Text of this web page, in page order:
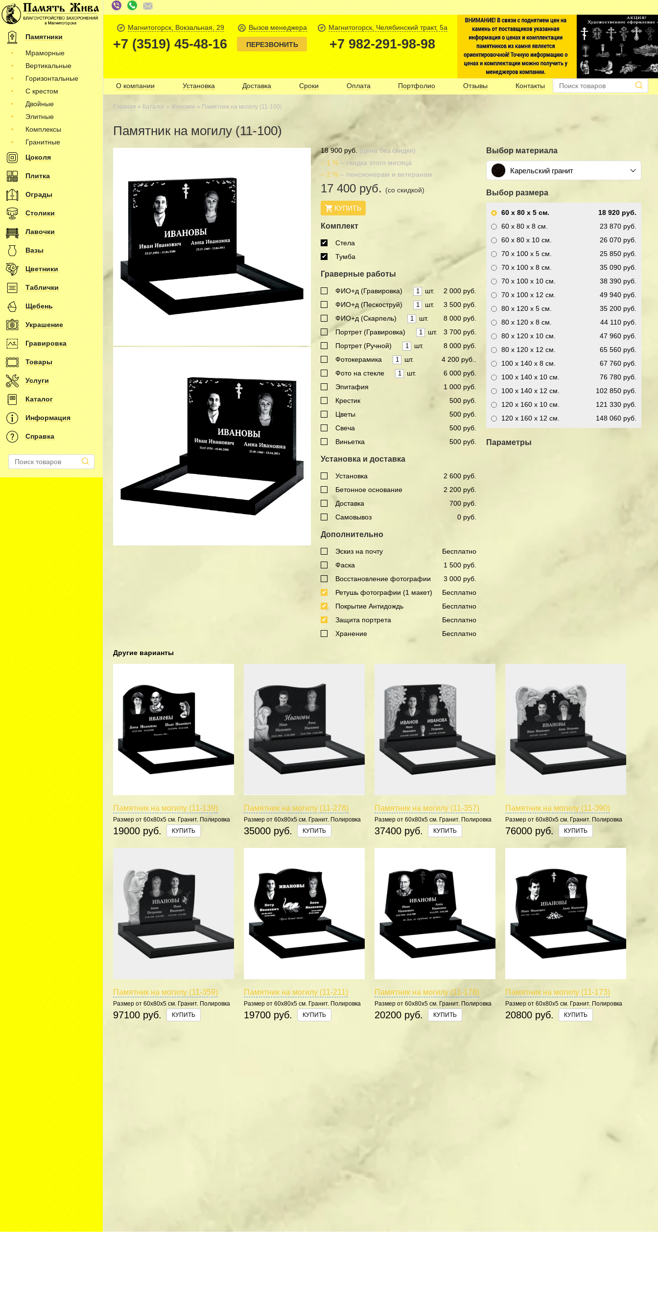
Памятники
Мраморные
Вертикальные
Горизонтальные
С крестом
Двойные
Элитные
Комплексы
Гранитные
Цоколя
Плитка
Ограды
Столики
Лавочки
Вазы
Цветники
Таблички
Щебень
Украшение
Гравировка
Товары
Услуги
Каталог
Информация
Справка
Магнитогорск, Вокзальная, 29
+7 (3519) 45-48-16
Вызов менеджера
ПЕРЕЗВОНИТЬ
Магнитогорск, Челябинский тракт, 5а
+7 982-291-98-98
О компании Установка Доставка Сроки Оплата Портфолио Отзывы Контакты
Главная » Каталог » Женские » Памятник на могилу (11-100)
Памятник на могилу (11-100)
18 900 руб. (цена без скидки)
– 1 % – скидка этого месяца
– 2 % – пенсионерам и ветеранам
17 400 руб. (со скидкой)
КУПИТЬ
Комплект
Стела
Тумба
Граверные работы
2 000 руб.
ФИО+д (Гравировка)
шт.
3 500 руб.
ФИО+д (Пескоструй)
шт.
8 000 руб.
ФИО+д (Скарпель)
шт.
3 700 руб.
Портрет (Гравировка)
шт.
8 000 руб.
Портрет (Ручной)
шт.
4 200 руб..
Фотокерамика
шт.
6 000 руб.
Фото на стекле
шт.
1 000 руб.
Эпитафия
500 руб.
Крестик
500 руб.
Цветы
500 руб.
Свеча
500 руб.
Виньетка
Установка и доставка
2 600 руб.
Установка
2 200 руб.
Бетонное основание
700 руб.
Доставка
0 руб.
Самовывоз
Дополнительно
Бесплатно
Эскиз на почту
1 500 руб.
Фаска
3 000 руб.
Восстановление фотографии
Бесплатно
Ретушь фотографии (1 макет)
Бесплатно
Покрытие Антидождь
Бесплатно
Защита портрета
Бесплатно
Хранение
Выбор материала
Карельский гранит
Выбор размера
18 920 руб.
60 x 80 x 5см.
23 870 руб.
60 x 80 x 8см.
26 070 руб.
60 x 80 x 10см.
25 850 руб.
70 x 100 x 5см.
35 090 руб.
70 x 100 x 8см.
38 390 руб.
70 x 100 x 10см.
49 940 руб.
70 x 100 x 12 см.
35 200 руб.
80 x 120 x 5см.
44 110 руб.
80 x 120 x 8см.
47 960 руб.
80 x 120 x 10см.
65 560 руб.
80 x 120 x 12 см.
67 760 руб.
100 x 140 x 8см.
76 780 руб.
100 x 140 x 10см.
102 850 руб.
100 x 140 x 12 см.
121 330 руб.
120 x 160 x 10см.
148 060 руб.
120 x 160 x 12 см.
Параметры
Другие варианты
Памятник на могилу (11-139)
Размер от 60х80х5 см. Гранит. Полировка
5 сторон.
19000 руб. КУПИТЬ
Памятник на могилу (11-278)
Размер от 60х80х5 см. Гранит. Полировка
5 сторон.
35000 руб. КУПИТЬ
Памятник на могилу (11-357)
Размер от 60х80х5 см. Гранит. Полировка
5 сторон.
37400 руб. КУПИТЬ
Памятник на могилу (11-390)
Размер от 60х80х5 см. Гранит. Полировка
5 сторон.
76000 руб. КУПИТЬ
Памятник на могилу (11-359)
Размер от 60х80х5 см. Гранит. Полировка
5 сторон.
97100 руб. КУПИТЬ
Памятник на могилу (11-211)
Размер от 60х80х5 см. Гранит. Полировка
5 сторон.
19700 руб. КУПИТЬ
Памятник на могилу (11-178)
Размер от 60х80х5 см. Гранит. Полировка
5 сторон.
20200 руб. КУПИТЬ
Памятник на могилу (11-173)
Размер от 60х80х5 см. Гранит. Полировка
5 сторон.
20800 руб. КУПИТЬ